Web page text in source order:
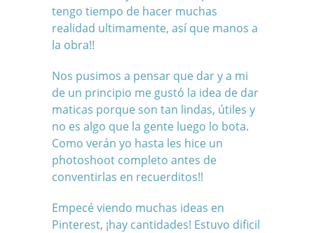
tengo tiempo de hacer muchas
realidad ultimamente, así que manos a
la obra!!
Nos pusimos a pensar que dar y a mi
de un principio me gustó la idea de dar
maticas porque son tan lindas, útiles y
no es algo que la gente luego lo bota.
Como verán yo hasta les hice un
photoshoot completo antes de
conventirlas en recuerditos!!
Empecé viendo muchas ideas en
Pinterest, ¡hay cantidades! Estuvo dificil